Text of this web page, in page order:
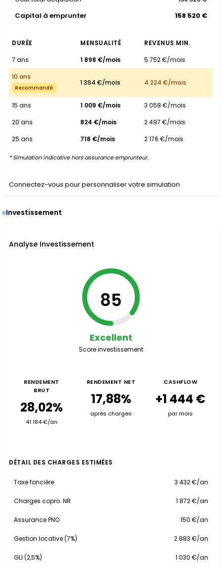
Capital à emprunter 158 520 €
DURÉE MENSUALITÉ
REVENUS MIN.
7 ans
1 898 €/mois
5 752 €/mois
10 ans
Recommandé
1 394 €/mois 4 224 €/mois
15 ans 1 009 €/mois
3 058 €/mois
20 ans
824 €/mois
2 497 €/mois
25 ans
718 €/mois 2 176 €/mois
* Simulation indicative hors assurance emprunteur.
Connectez-vous pour personnaliser votre simulation
Investissement
Analyse Investissement
85
Excellent
Score investissement
RENDEMENT
BRUT
28,02%
41 184 €/an
RENDEMENT NET
17,88%
après charges
CASHFLOW
+1 444 €
par mois
DÉTAIL DES CHARGES ESTIMÉES
Taxe foncière 3 432 €/an
Charges copro. NR 1 872 €/an
Assurance PNO 150 €/an
Gestion locative (7%) 2 883 €/an
GLI (2,5%) 1 030 €/an